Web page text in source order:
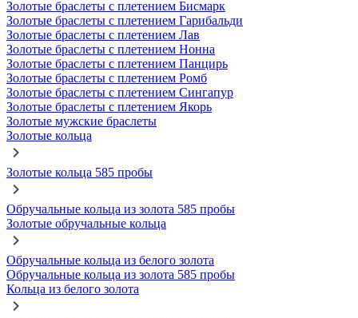
Золотые браслеты с плетением Бисмарк
Золотые браслеты с плетением Гарибальди
Золотые браслеты с плетением Лав
Золотые браслеты с плетением Нонна
Золотые браслеты с плетением Панцирь
Золотые браслеты с плетением Ромб
Золотые браслеты с плетением Сингапур
Золотые браслеты с плетением Якорь
Золотые мужские браслеты
Золотые кольца
Золотые кольца 585 пробы
Обручальные кольца из золота 585 пробы
Золотые обручальные кольца
Обручальные кольца из белого золота
Обручальные кольца из золота 585 пробы
Кольца из белого золота